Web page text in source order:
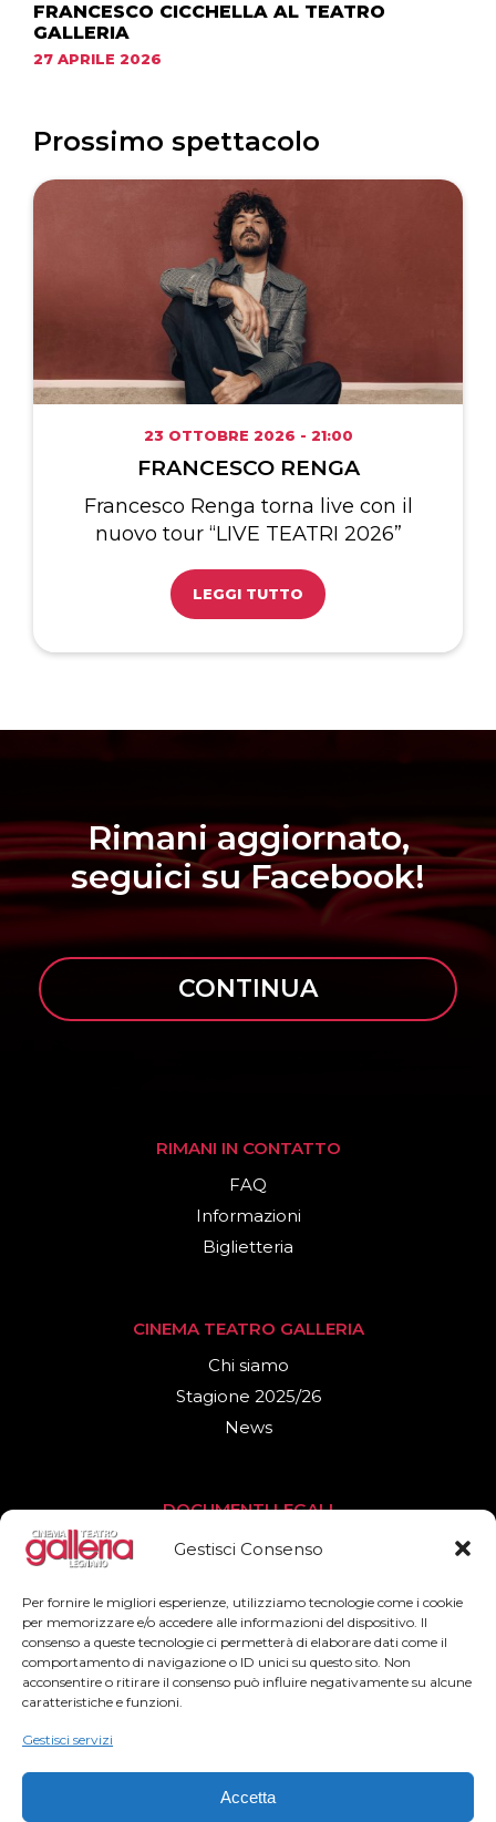
Gestisci Consenso
Per fornire le migliori esperienze, utilizziamo tecnologie come i cookie
per memorizzare e/o accedere alle informazioni del dispositivo. Il
consenso a queste tecnologie ci permetterà di elaborare dati come il
comportamento di navigazione o ID unici su questo sito. Non
acconsentire o ritirare il consenso può influire negativamente su alcune
caratteristiche e funzioni.
Gestisci servizi
Accetta
FRANCESCO CICCHELLA AL TEATRO
GALLERIA
27 APRILE 2026
Prossimo spettacolo
23 OTTOBRE 2026 - 21:00
FRANCESCO RENGA
Francesco Renga torna live con il
nuovo tour “LIVE TEATRI 2026”
LEGGI TUTTO
Rimani aggiornato,
seguici su Facebook!
CONTINUA
RIMANI IN CONTATTO
FAQ
Informazioni
Biglietteria
CINEMA TEATRO GALLERIA
Chi siamo
Stagione 2025/26
News
DOCUMENTI LEGALI
Privacy Policy
SEGUICI
Facebook